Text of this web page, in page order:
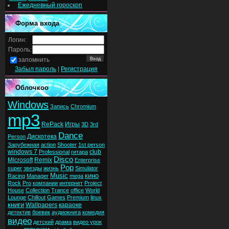
Ежедневный гороскоп
Форма входа
Логин:
Пароль:
запомнить
Забыл пароль
Регистрация
Облочкоо
Windows Запись Chromium
mp3 RePack Игры 3D 3rd
Person Дискотека Dance
Зарубежная action Shooter 1st person
windows 7 Professional гитара club
Microsoft Remix Disco Enterprise
super звезды жизнь Pop Simulator
Racing Manager Music mega кино
Rock Pro компании интернет Project
House Collection Trance office World
Lounge Chillout Games Premium linux
книги Wallpapers караоке
детектив боевик аудиокнига комедия
видео детский драма видео урок